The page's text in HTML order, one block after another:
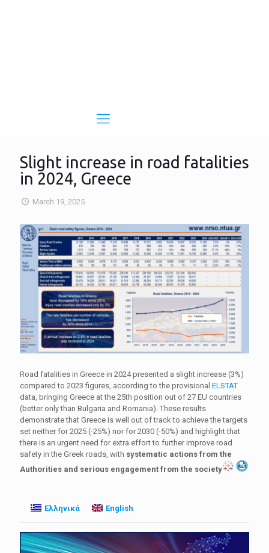
Slight increase in road fatalities
in 2024, Greece
March 19, 2025
Road fatalities in Greece in 2024 presented a slight increase (3%)
compared to 2023 figures, according to the provisional ELSTAT
data, bringing Greece at the 25th position out of 27 EU countries
(better only than Bulgaria and Romania). These results
demonstrate that Greece is well out of track to achieve the targets
set neither for 2025 (-25%) nor for 2030 (-50%) and highlight that
there is an urgent need for extra effort to further improve road
safety in the Greek roads, with systematic actions from the
Authorities and serious engagement from the society
Ελληνικά English